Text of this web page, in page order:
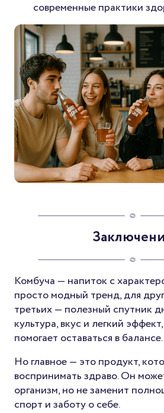
современные практики
Комбуча — напиток с
просто модный тренд, для
третьих — полезный спутник
культура, вкус и легкий
помогает оставаться в балансе.
Но главное — это продукт,
воспринимать здраво. Он
организм, но не заменит
спорт и заботу о себе.